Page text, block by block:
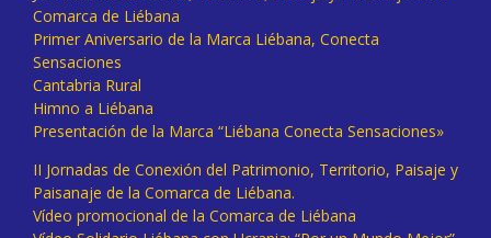
Comarca de Liébana
Primer Aniversario de la Marca Liébana, Conecta
Sensaciones
Cantabria Rural
Himno a Liébana
Presentación de la Marca “Liébana Conecta Sensaciones»
II Jornadas de Conexión del Patrimonio, Territorio, Paisaje y
Paisanaje de la Comarca de Liébana.
Vídeo promocional de la Comarca de Liébana